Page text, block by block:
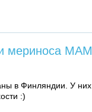
в Финляндии. У
:)